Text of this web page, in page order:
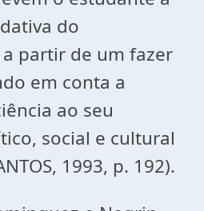
do
partir de um fazer
em conta a
ao seu
social e cultural
1993, p. 192).